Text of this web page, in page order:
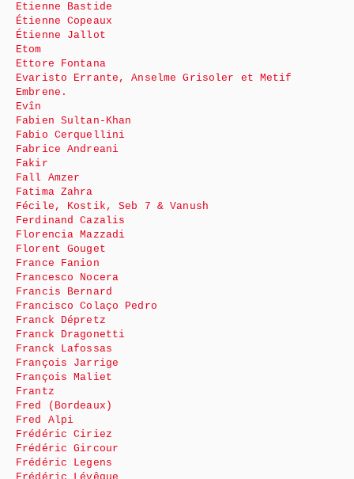
Etienne Bastide
Étienne Copeaux
Étienne Jallot
Etom
Ettore Fontana
Evaristo Errante, Anselme Grisoler et Metif
Embrene.
Evîn
Fabien Sultan-Khan
Fabio Cerquellini
Fabrice Andreani
Fakir
Fall Amzer
Fatima Zahra
Fécile, Kostik, Seb 7 & Vanush
Ferdinand Cazalis
Florencia Mazzadi
Florent Gouget
France Fanion
Francesco Nocera
Francis Bernard
Francisco Colaço Pedro
Franck Dépretz
Franck Dragonetti
Franck Lafossas
François Jarrige
François Maliet
Frantz
Fred (Bordeaux)
Fred Alpi
Frédéric Ciriez
Frédéric Gircour
Frédéric Legens